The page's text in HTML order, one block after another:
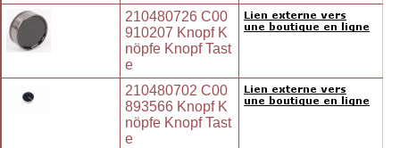
210480726 C00
910207 Knopf K
nöpfe Knopf Tast
e
210480702 C00
893566 Knopf K
nöpfe Knopf Tast
e